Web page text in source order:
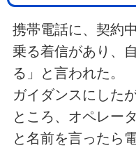
携帯電話に、契約
乗る着信があり、
る」と言われた。
ガイダンスにした
ところ、オペレー
と名前を言ったら